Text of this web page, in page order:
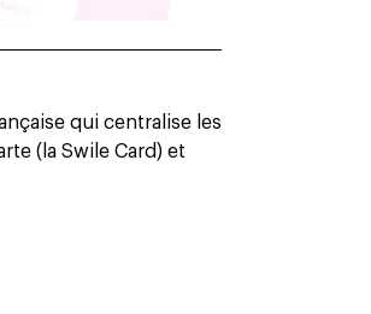
qui centralise les
(la Swile Card) et